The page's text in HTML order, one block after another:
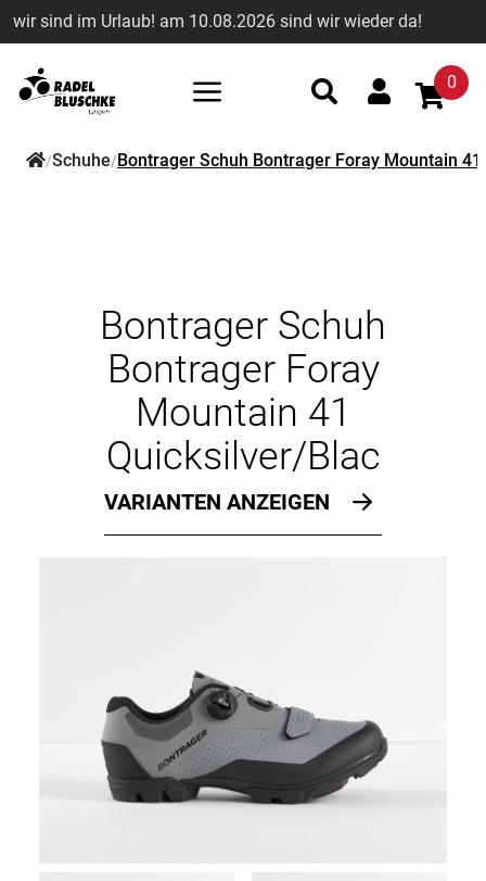
wir sind im Urlaub! am 10.08.2026 sind wir wieder da!
0
/Schuhe/Bontrager Schuh Bontrager Foray Mountain
Bontrager Schuh
Bontrager Foray
Mountain 41
Quicksilver/Blac
VARIANTEN ANZEIGEN